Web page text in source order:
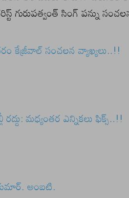
గురుపత్వంత్ సింగ్ పన్ను
కేజ్రీవాల్ సంచలన వ్యాఖ్యలు..!!
మధ్యంతర ఎన్నికలు ఫిక్స్..!!
అంబటి.